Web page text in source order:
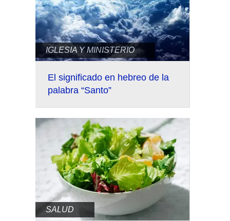
IGLESIA Y MINISTERIO
El significado en hebreo de la
palabra “Santo”
SALUD